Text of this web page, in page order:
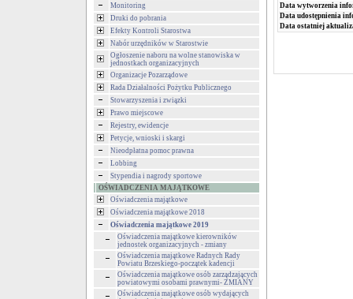
Monitoring
Druki do pobrania
Efekty Kontroli Starostwa
Nabór urzędników w Starostwie
Ogłoszenie naboru na wolne stanowiska w
jednostkach organizacyjnych
Organizacje Pozarządowe
Rada Działalności Pożytku Publicznego
Stowarzyszenia i związki
Prawo miejscowe
Rejestry, ewidencje
Petycje, wnioski i skargi
Nieodpłatna pomoc prawna
Lobbing
Stypendia i nagrody sportowe
OŚWIADCZENIA MAJĄTKOWE
Oświadczenia majątkowe
Oświadczenia majątkowe 2018
Oświadczenia majątkowe 2019
Oświadczenia majątkowe kierowników
jednostek organizacyjnych - zmiany
Oświadczenia majątkowe Radnych Rady
Powiatu Brzeskiego-początek kadencji
Oświadczenia majątkowe osób zarządzających
powiatowymi osobami prawnymi- ZMIANY
Oświadczenia majątkowe osób wydających
Data wytworzenia
Data udostępnienia
Data ostatniej